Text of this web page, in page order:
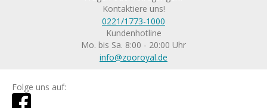
Kontaktiere uns!
0221/1773-1000
Kundenhotline
Mo. bis Sa. 8:00 - 20:00 Uhr
info@zooroyal.de
Folge uns auf: